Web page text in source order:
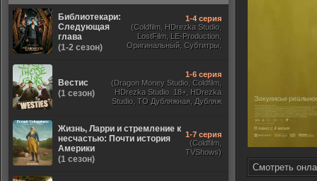
Смотреть
Библиотекари:
Следующая
глава
(1-2 сезон)
1-4 серия
(Coldfilm, HDrezka Studio,
LostFilm, LE-Production,
Оригинальный, Субтитры,
Вестис
(1 сезон)
1-6 серия
(Dragon Money Studio, Coldfilm,
HDrezka Studio. 18+, HDrezka
Studio, ТО Дубляжная, Дубляж
Жизнь, Ларри и стремление к
несчастью: Почти история
Америки
(1 сезон)
1-7 серия
(Coldfilm,
TVShows)